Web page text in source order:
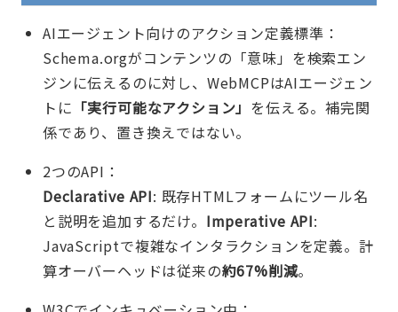
AIエージェント向けのアクション定義標準：
Schema.orgがコンテンツの「意味」を検索エン
ジンに伝えるのに対し、WebMCPはAIエージェン
トに 「実行可能なアクション」 を伝える。補完関
係であり、置き換えではない。
2つのAPI：
Declarative API: 既存HTMLフォームにツール名
と説明を追加するだけ。 Imperative API:
JavaScriptで複雑なインタラクションを定義。計
算オーバーヘッドは従来の約67%削減。